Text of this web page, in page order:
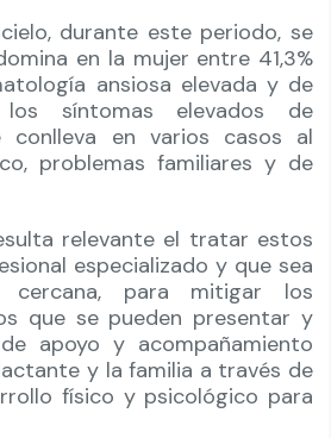
durante este periodo, se
en la mujer entre 41,3%
ansiosa elevada y de
síntomas elevados de
conlleva en varios casos al
problemas familiares y de
relevante el tratar estos
especializado y que sea
cercana, para mitigar los
que se pueden presentar y
apoyo y acompañamiento
y la familia a través de
físico y psicológico para